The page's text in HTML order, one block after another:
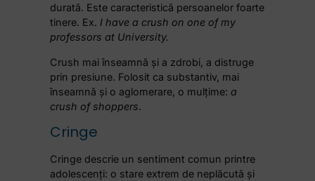
durată. Este caracteristică persoanelor foarte
tinere. Ex. I have a crush on one of my
professors at University.
Crush mai înseamnă și a zdrobi, a distruge
prin presiune. Folosit ca substantiv, mai
înseamnă și o aglomerare, o mulțime: a
crush of shoppers.
Cringe
Cringe descrie un sentiment comun printre
adolescenți: o stare extrem de neplăcută și